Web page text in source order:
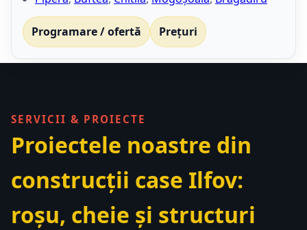
Programare / ofertă Prețuri
SERVICII & PROIECTE
Proiectele noastre din
construcții case Ilfov:
roșu, cheie și structuri